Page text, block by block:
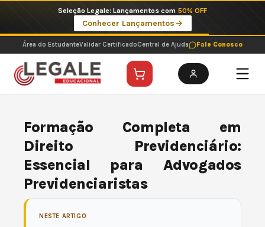
o
conteúdo
Seleção Legale: Lançamentos com 50% OFF
Conhecer Lançamentos
Área do EstudanteValidar CertificadoCentral de Ajuda Fale Conosco
Formação Completa em
Direito Previdenciário:
Essencial para Advogados
Previdenciaristas
NESTE ARTIGO